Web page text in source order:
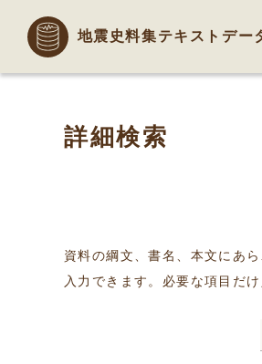
地震史料集テキストデー
詳細検索
資料の綱文、書名、本文にあ
入力できます。必要な項目だ